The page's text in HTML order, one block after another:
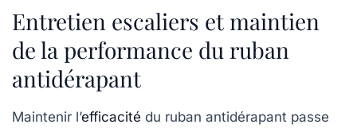
Entretien escaliers et maintien
de la performance du ruban
antidérapant
Maintenir l’efficacité du ruban antidérapant passe